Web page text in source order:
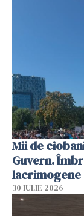
Mii de
Guvern.
lacrimogene
30 IULIE 2026